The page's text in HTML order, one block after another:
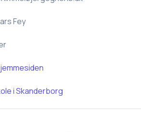
Fey
iSkanderborg